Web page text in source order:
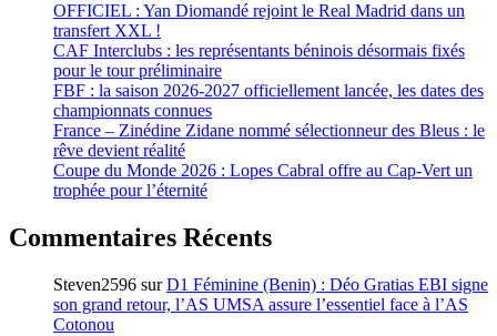
OFFICIEL : Yan Diomandé rejoint le Real Madrid dans un
transfert XXL !
CAF Interclubs : les représentants béninois désormais fixés
pour le tour préliminaire
FBF : la saison 2026-2027 officiellement lancée, les dates des
championnats connues
France – Zinédine Zidane nommé sélectionneur des Bleus : le
rêve devient réalité
Coupe du Monde 2026 : Lopes Cabral offre au Cap-Vert un
trophée pour l’éternité
Commentaires Récents
Steven2596 surD1 Féminine (Benin) : Déo Gratias EBI signe
son grand retour, l’AS UMSA assure l’essentiel face à l’AS
Cotonou